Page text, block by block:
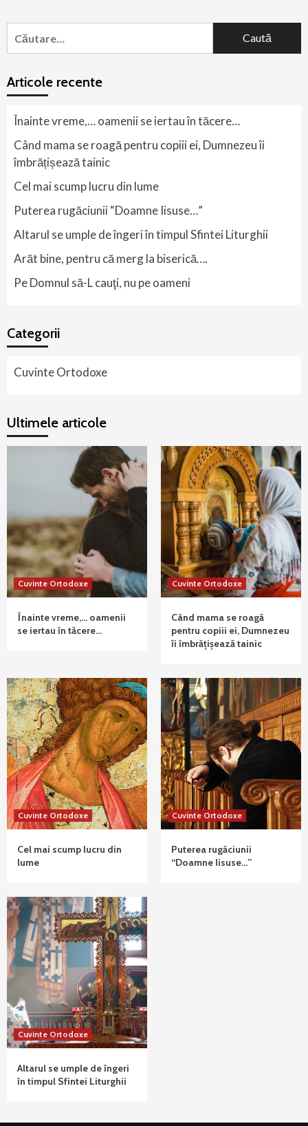
după:
Articole recente
Înainte vreme,… oamenii se iertau în tăcere…
Când mama se roagă pentru copiii ei, Dumnezeu îi
îmbrățișează tainic
Cel mai scump lucru din lume
Puterea rugăciunii “Doamne Iisuse…”
Altarul se umple de îngeri în timpul Sfintei Liturghii
Arăt bine, pentru că merg la biserică….
Pe Domnul să-L cauţi, nu pe oameni
Categorii
Cuvinte Ortodoxe
Ultimele articole
Cuvinte Ortodoxe
Înainte vreme,… oamenii
se iertau în tăcere…
Cuvinte Ortodoxe
Când mama se roagă
pentru copiii ei, Dumnezeu
îi îmbrățișează tainic
Cuvinte Ortodoxe
Cel mai scump lucru din
lume
Cuvinte Ortodoxe
Puterea rugăciunii
“Doamne Iisuse…”
Cuvinte Ortodoxe
Altarul se umple de îngeri
în timpul Sfintei Liturghii